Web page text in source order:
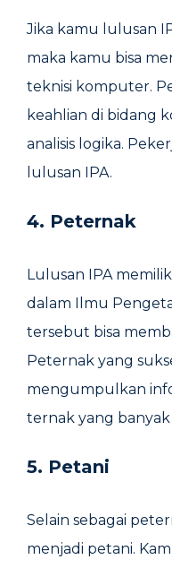
Jika kamu lulusan
maka kamu bisa
teknisi komputer.
keahlian di bidang
analisis logika.
lulusan IPA.
4. Peternak
Lulusan IPA
dalam Ilmu
tersebut bisa
Peternak yang
mengumpulkan
ternak yang banyak
5. Petani
Selain sebagai
menjadi petani.